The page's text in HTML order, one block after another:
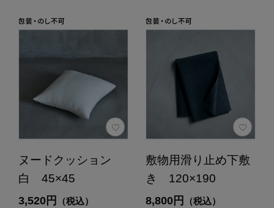
ヌードクッション
白 45×45
3,520円 （税込）
敷物用滑り止め下敷
き 120×190
8,800円 （税込）